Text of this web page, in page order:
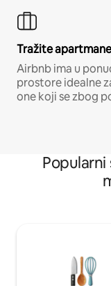
Tražite
Airbnb ima u
prostore idealne
one koji se zbog
Popularni